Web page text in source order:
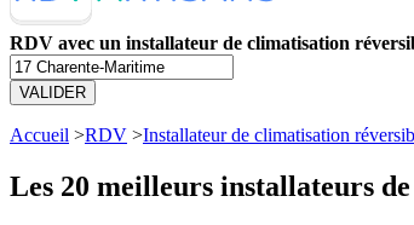
RDV avec un installateur de climatisation
VALIDER
Accueil >RDV >Installateur de climatisation
Les 20 meilleurs installateurs